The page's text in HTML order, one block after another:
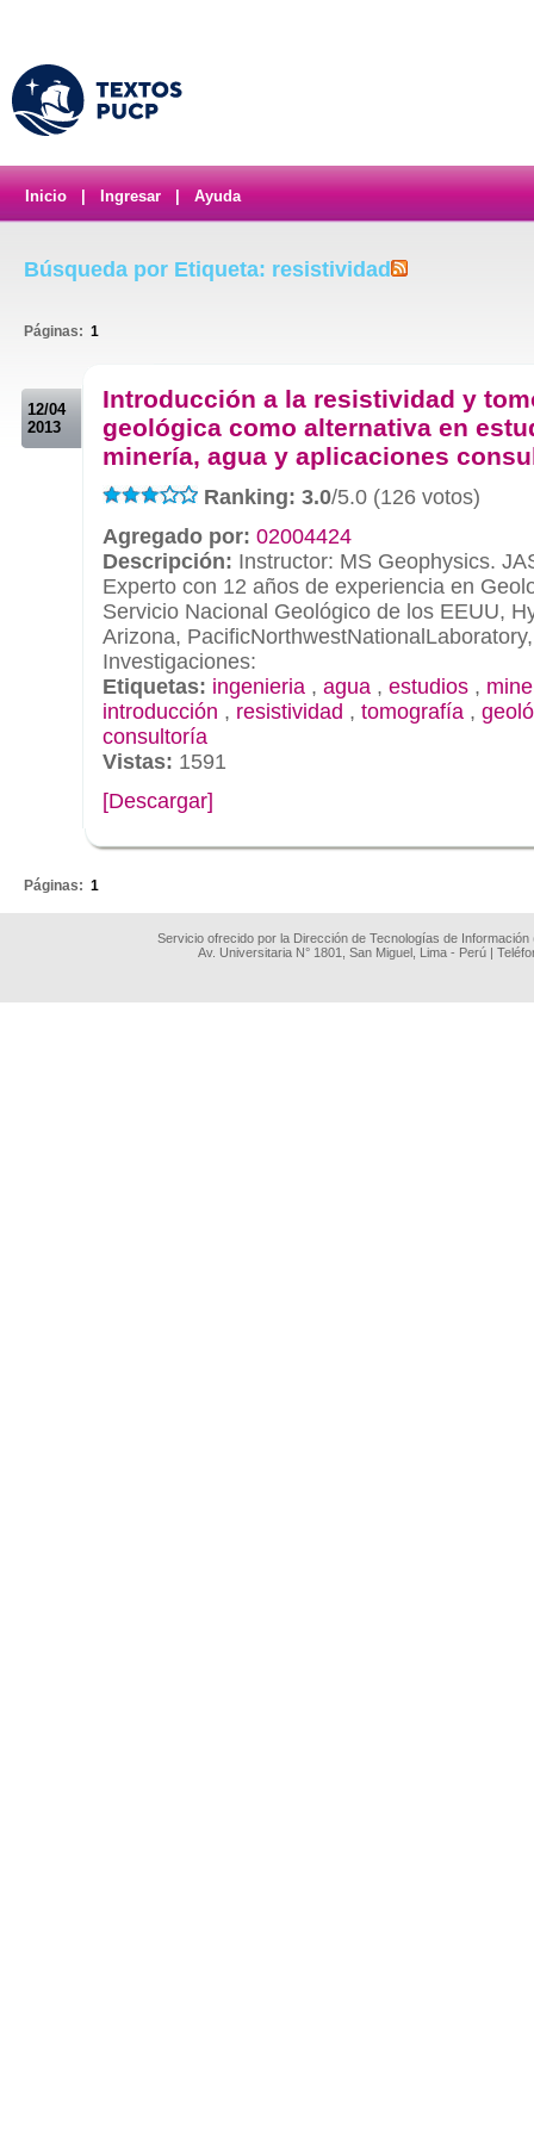
Inicio Ingresar Ayuda
Búsqueda por Etiqueta: resistividad
Páginas: 1
12/04
2013
Introducción a la resistividad y
geológica como alternativa en
minería, agua y aplicaciones
Ranking: 3.0/5.0 (126 votos)
Agregado por: 02004424
Descripción: Instructor: MS Geophysics.
Experto con 12 años de experiencia en
Servicio Nacional Geológico de los EEUU,
Arizona,
Investigaciones:
Etiquetas: ingenieria , agua , estudios ,
introducción , resistividad , tomografía ,
consultoría
Vistas: 1591
[Descargar]
Páginas: 1
Servicio ofrecido por la Dirección de Tecnologías de
Av. Universitaria N° 1801, San Miguel, Lima - Perú |